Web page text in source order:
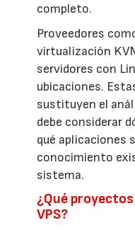
completo.
Proveedores
virtualización
servidores con
ubicaciones.
sustituyen el
debe considerar
qué aplicaciones
conocimiento
sistema.
¿Qué
VPS?